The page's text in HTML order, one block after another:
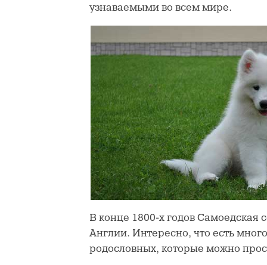
узнаваемыми во всем мире.
В конце 1800-х годов Самоедская
Англии. Интересно, что есть
родословных, которые можно